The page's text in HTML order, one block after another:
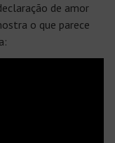
de amor
o que parece